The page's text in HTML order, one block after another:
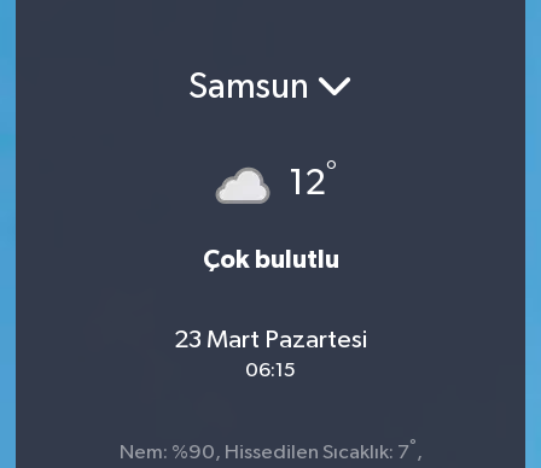
Samsun
12°
Çok bulutlu
23 Mart Pazartesi
06:15
Nem: %90, Hissedilen Sıcaklık: 7° ,